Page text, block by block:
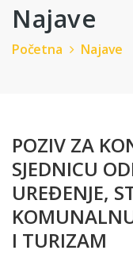
Najave
Početna Najave
POZIV ZA
SJEDNICU
UREĐENJE,
I TURIZAM